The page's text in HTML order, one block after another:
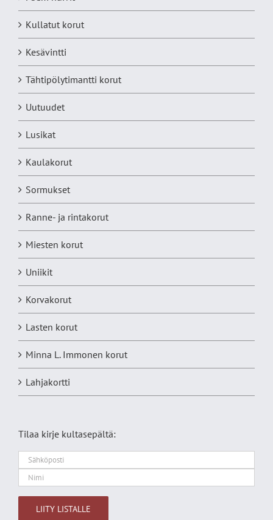
Kullatut korut
Kesävintti
Tähtipölytimantti korut
Uutuudet
Lusikat
Kaulakorut
Sormukset
Ranne- ja rintakorut
Miesten korut
Uniikit
Korvakorut
Lasten korut
Minna L. Immonen korut
Lahjakortti
Tilaa kirje kultasepältä: